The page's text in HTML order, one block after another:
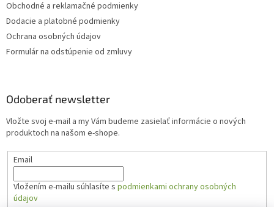
Obchodné a reklamačné podmienky
Dodacie a platobné podmienky
Ochrana osobných údajov
Formulár na odstúpenie od zmluvy
Odoberať newsletter
Vložte svoj e-mail a my Vám budeme zasielať informácie o nových
produktoch na našom e-shope.
Email
Vložením e-mailu súhlasíte s podmienkami ochrany osobných
údajov